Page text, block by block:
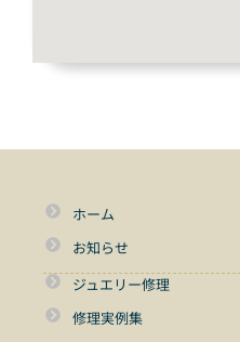
ホーム
お知らせ
ジュエリー修理
修理実例集